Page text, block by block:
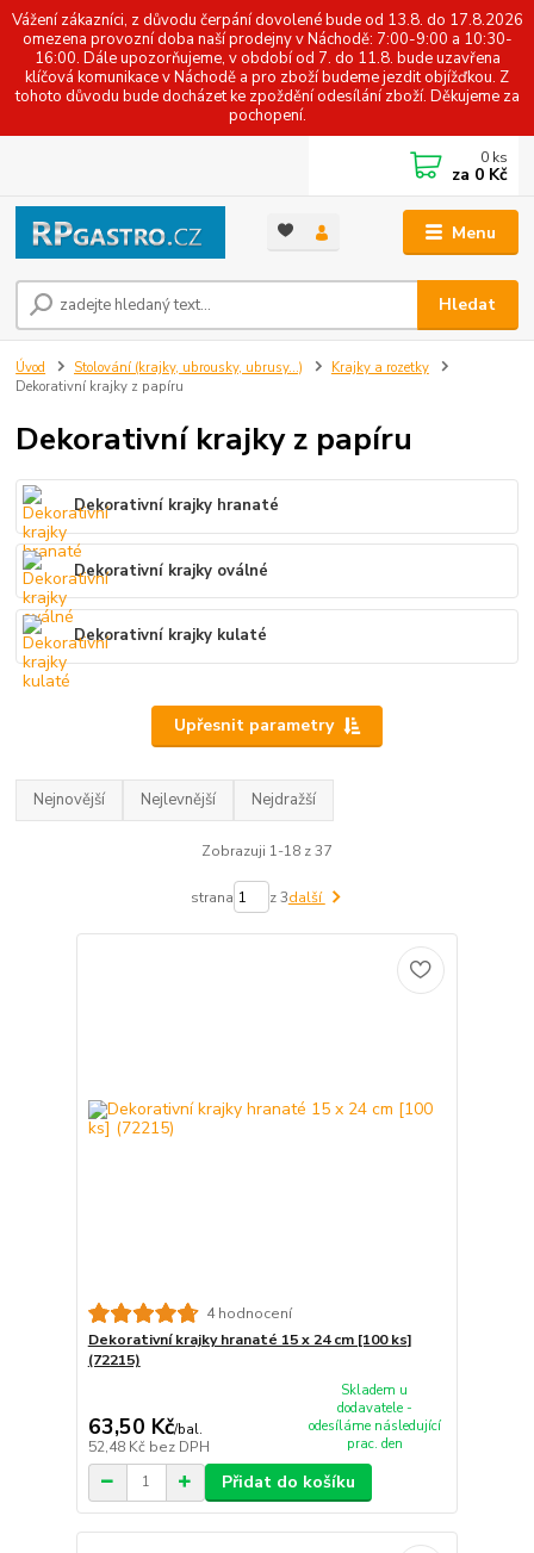
Vážení zákazníci, z důvodu čerpání dovolené bude od 13.8. do 17.8.2026
omezena provozní doba naší prodejny v Náchodě: 7:00-9:00 a 10:30-
16:00. Dále upozorňujeme, v období od 7. do 11.8. bude uzavřena
klíčová komunikace v Náchodě a pro zboží budeme jezdit objížďkou. Z
tohoto důvodu bude docházet ke zpoždění odesílání zboží. Děkujeme za
pochopení.
Menu
Hledat
0 ks
za 0 Kč
Úvod Stolování (krajky, ubrousky, ubrusy...)
Krajky a rozetky
Dekorativní krajky z papíru
Dekorativní krajky z papíru
Dekorativní krajky hranaté
Dekorativní krajky oválné
Dekorativní krajky kulaté
Upřesnit parametry
Nejnovější Nejlevnější Nejdražší
Zobrazuji 1-18 z 37
strana z 3další
4 hodnocení
Dekorativní krajky hranaté 15 x 24 cm [100 ks]
(72215)
63,50 Kč/bal.
52,48 Kč bez DPH
Skladem u
dodavatele -
odesíláme následující
prac. den
Přidat do košíku